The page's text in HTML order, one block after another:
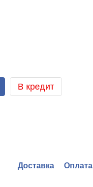
В кредит
Доставка Оплата